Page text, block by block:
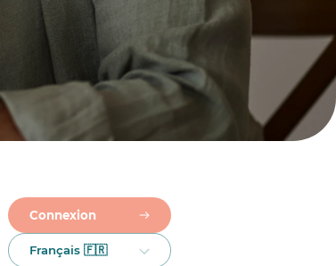
Connexion
Français 🇫🇷